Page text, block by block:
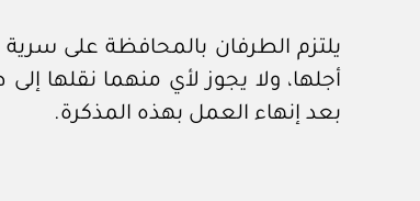
يلتزم الطرفان بالمحافظة على
أجلها، ولا يجوز لأي منهما نقلها
بعد إنهاء العمل بهذه المذكرة.